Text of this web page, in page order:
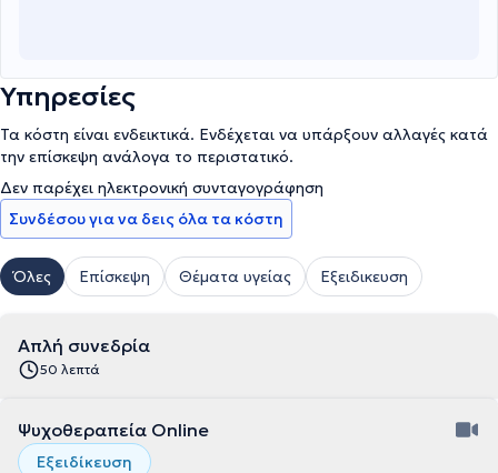
Υπηρεσίες
Τα κόστη είναι ενδεικτικά. Ενδέχεται να υπάρξουν αλλαγές κατά
την επίσκεψη ανάλογα το περιστατικό.
Δεν παρέχει ηλεκτρονική συνταγογράφηση
Συνδέσου για να δεις όλα τα κόστη
Όλες Επίσκεψη Θέματα υγείας Εξειδικευση
Απλή συνεδρία
50 λεπτά
Ψυχοθεραπεία Online
Εξειδίκευση